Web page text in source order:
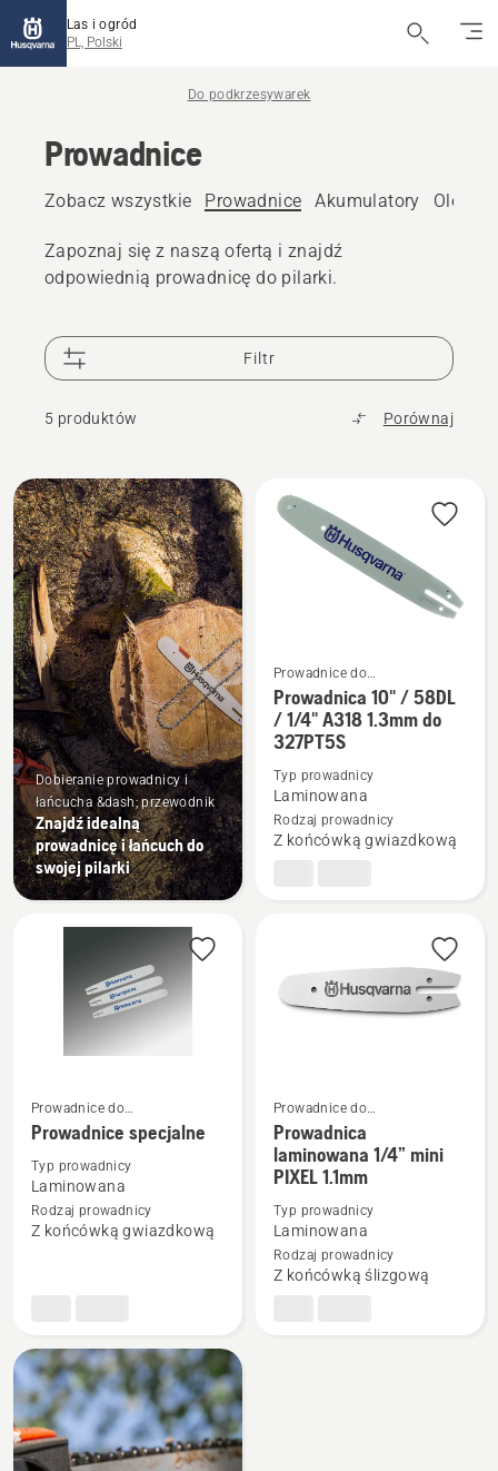
Las i ogród
PL, Polski
Do podkrzesywarek
Prowadnice
Zobacz wszystkie Prowadnice Akumulatory Olej do
Zapoznaj się z naszą ofertą i znajdź
odpowiednią prowadnicę do pilarki.
Filtr
5 produktów Porównaj
Wszystkie
produkty
Dobieranie prowadnicy i
łańcucha &dash; przewodnik
Znajdź idealną
prowadnicę i łańcuch do
swojej pilarki
Zobacz
więcej
szczegółów
Prowadnica
10"
1.3mm
Prowadnice do
podkrzesywarek
Prowadnica 10" / 58DL
/ 1/4" A318 1.3mm do
327PT5S
Typ prowadnicy
Laminowana
Rodzaj prowadnicy
Z końcówką gwiazdkową
Zobacz
więcej
szczegółów
Prowadnice
Prowadnice do
podkrzesywarek
Prowadnice specjalne
Typ prowadnicy
Laminowana
Rodzaj prowadnicy
Z końcówką gwiazdkową
Zobacz
więcej
szczegółów
Prowadnica
laminowana
Prowadnice do
podkrzesywarek
Prowadnica
laminowana 1/4” mini
PIXEL 1.1mm
Typ prowadnicy
Laminowana
Rodzaj prowadnicy
Z końcówką ślizgową